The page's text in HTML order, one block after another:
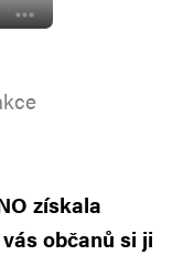
získala
občanů si ji